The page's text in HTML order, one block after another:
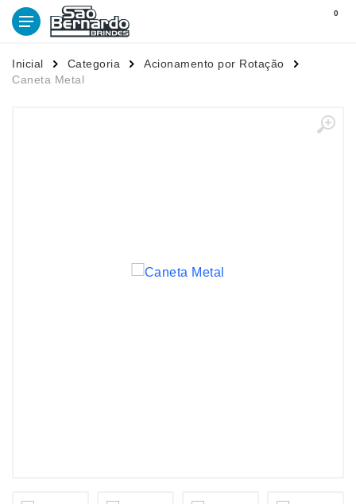
0
Inicial Categoria
Acionamento por Rotação
Caneta Metal